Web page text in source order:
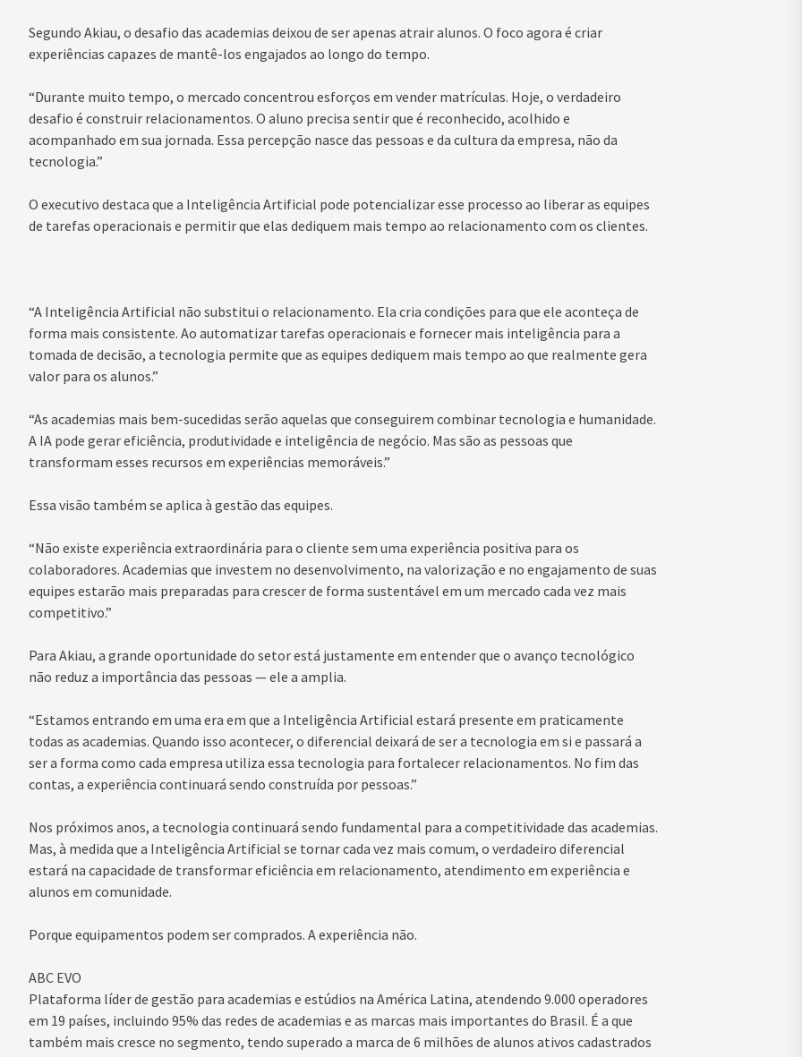
Segundo Akiau, o desafio das academias deixou de ser apenas atrair alunos. O foco agora é criar
experiências capazes de mantê-los engajados ao longo do tempo.
“Durante muito tempo, o mercado concentrou esforços em vender matrículas. Hoje, o verdadeiro
desafio é construir relacionamentos. O aluno precisa sentir que é reconhecido, acolhido e
acompanhado em sua jornada. Essa percepção nasce das pessoas e da cultura da empresa, não da
tecnologia.”
O executivo destaca que a Inteligência Artificial pode potencializar esse processo ao liberar as equipes
de tarefas operacionais e permitir que elas dediquem mais tempo ao relacionamento com os clientes.
“A Inteligência Artificial não substitui o relacionamento. Ela cria condições para que ele aconteça de
forma mais consistente. Ao automatizar tarefas operacionais e fornecer mais inteligência para a
tomada de decisão, a tecnologia permite que as equipes dediquem mais tempo ao que realmente gera
valor para os alunos.”
“As academias mais bem-sucedidas serão aquelas que conseguirem combinar tecnologia e humanidade.
A IA pode gerar eficiência, produtividade e inteligência de negócio. Mas são as pessoas que
transformam esses recursos em experiências memoráveis.”
Essa visão também se aplica à gestão das equipes.
“Não existe experiência extraordinária para o cliente sem uma experiência positiva para os
colaboradores. Academias que investem no desenvolvimento, na valorização e no engajamento de suas
equipes estarão mais preparadas para crescer de forma sustentável em um mercado cada vez mais
competitivo.”
Para Akiau, a grande oportunidade do setor está justamente em entender que o avanço tecnológico
não reduz a importância das pessoas — ele a amplia.
“Estamos entrando em uma era em que a Inteligência Artificial estará presente em praticamente
todas as academias. Quando isso acontecer, o diferencial deixará de ser a tecnologia em si e passará a
ser a forma como cada empresa utiliza essa tecnologia para fortalecer relacionamentos. No fim das
contas, a experiência continuará sendo construída por pessoas.”
Nos próximos anos, a tecnologia continuará sendo fundamental para a competitividade das academias.
Mas, à medida que a Inteligência Artificial se tornar cada vez mais comum, o verdadeiro diferencial
estará na capacidade de transformar eficiência em relacionamento, atendimento em experiência e
alunos em comunidade.
Porque equipamentos podem ser comprados. A experiência não.
ABC EVO
Plataforma líder de gestão para academias e estúdios na América Latina, atendendo 9.000 operadores
em 19 países, incluindo 95% das redes de academias e as marcas mais importantes do Brasil. É a que
também mais cresce no segmento, tendo superado a marca de 6 milhões de alunos ativos cadastrados